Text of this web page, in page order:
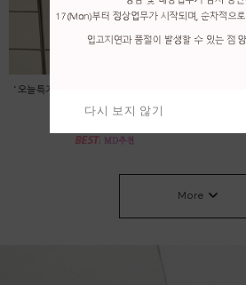
*오늘특가 58000->53000 베이지,차콜 당
일출고* 롤 라운드 니트
More
다시 보지 않기
다시 보지 않기